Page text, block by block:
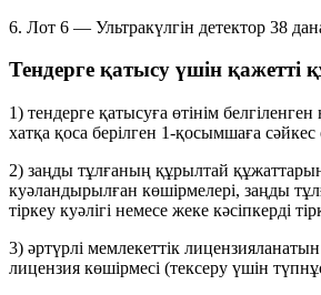
6. Лот 6 — Ультракүлгін детектор 38
Тендерге қатысу үшін қажетті
1) тендерге қатысуға өтінім
хатқа қоса берілген 1-қосымшаға сәйкес
2) заңды тұлғаның құрылтай
куәландырылған көшірмелері, заңды
тіркеу куәлігі немесе жеке кәсіпкерді
3) әртүрлі мемлекеттік
лицензия көшірмесі (тексеру үшін